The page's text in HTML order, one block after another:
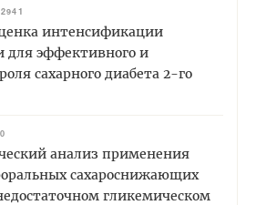
2941
интенсификации
для эффективного и
сахарного диабета 2-го
анализ применения
сахароснижающих
гликемическом